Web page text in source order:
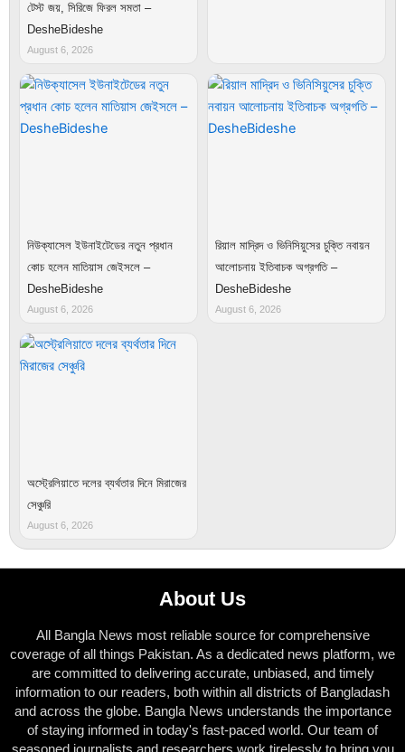
টেস্ট জয়, সিরিজে ফিরল সমতা –
DesheBideshe
August 6, 2026
নিউক্যাসেল ইউনাইটেডের নতুন প্রধান
কোচ হলেন মাতিয়াস জেইসলে –
DesheBideshe
August 6, 2026
রিয়াল মাদ্রিদ ও ভিনিসিয়ুসের চুক্তি নবায়ন
আলোচনায় ইতিবাচক অগ্রগতি –
DesheBideshe
August 6, 2026
অস্ট্রেলিয়াতে দলের ব্যর্থতার দিনে মিরাজের
সেঞ্চুরি
August 6, 2026
About Us
All Bangla News most reliable source for comprehensive
coverage of all things Pakistan. As a dedicated news platform, we
are committed to delivering accurate, unbiased, and timely
information to our readers, both within all districts of Bangladash
and across the globe. Bangla News understands the importance
of staying informed in today's fast-paced world. Our team of